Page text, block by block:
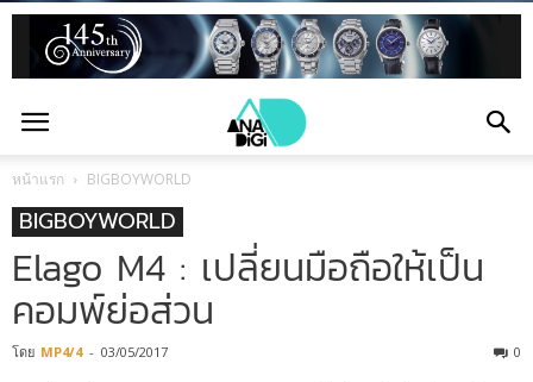
หน้าแรก BIGBOYWORLD
BIGBOYWORLD
Elago M4 : เปลี่ยนมือถือให้เป็น
คอมพ์ย่อส่วน
โดย MP4/4 - 03/05/2017 0